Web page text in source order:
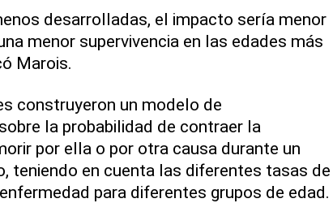
desarrolladas, el impacto sería menor
menor supervivencia en las edades más
Marois.
construyeron un modelo de
la probabilidad de contraer la
por ella o por otra causa durante un
teniendo en cuenta las diferentes tasas de
para diferentes grupos de edad.